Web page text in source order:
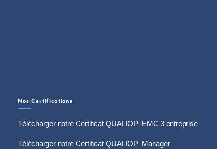
Nos Certifications
Télécharger notre Certificat QUALIOPI EMC 3 entreprise
Télécharger notre Certificat QUALIOPI Manager